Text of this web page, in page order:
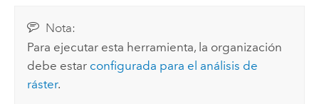
Nota:
Para ejecutar esta herramienta, la organización
debe estar configurada para el análisis de
ráster.